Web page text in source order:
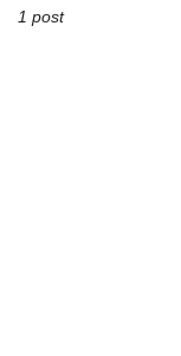
1 post